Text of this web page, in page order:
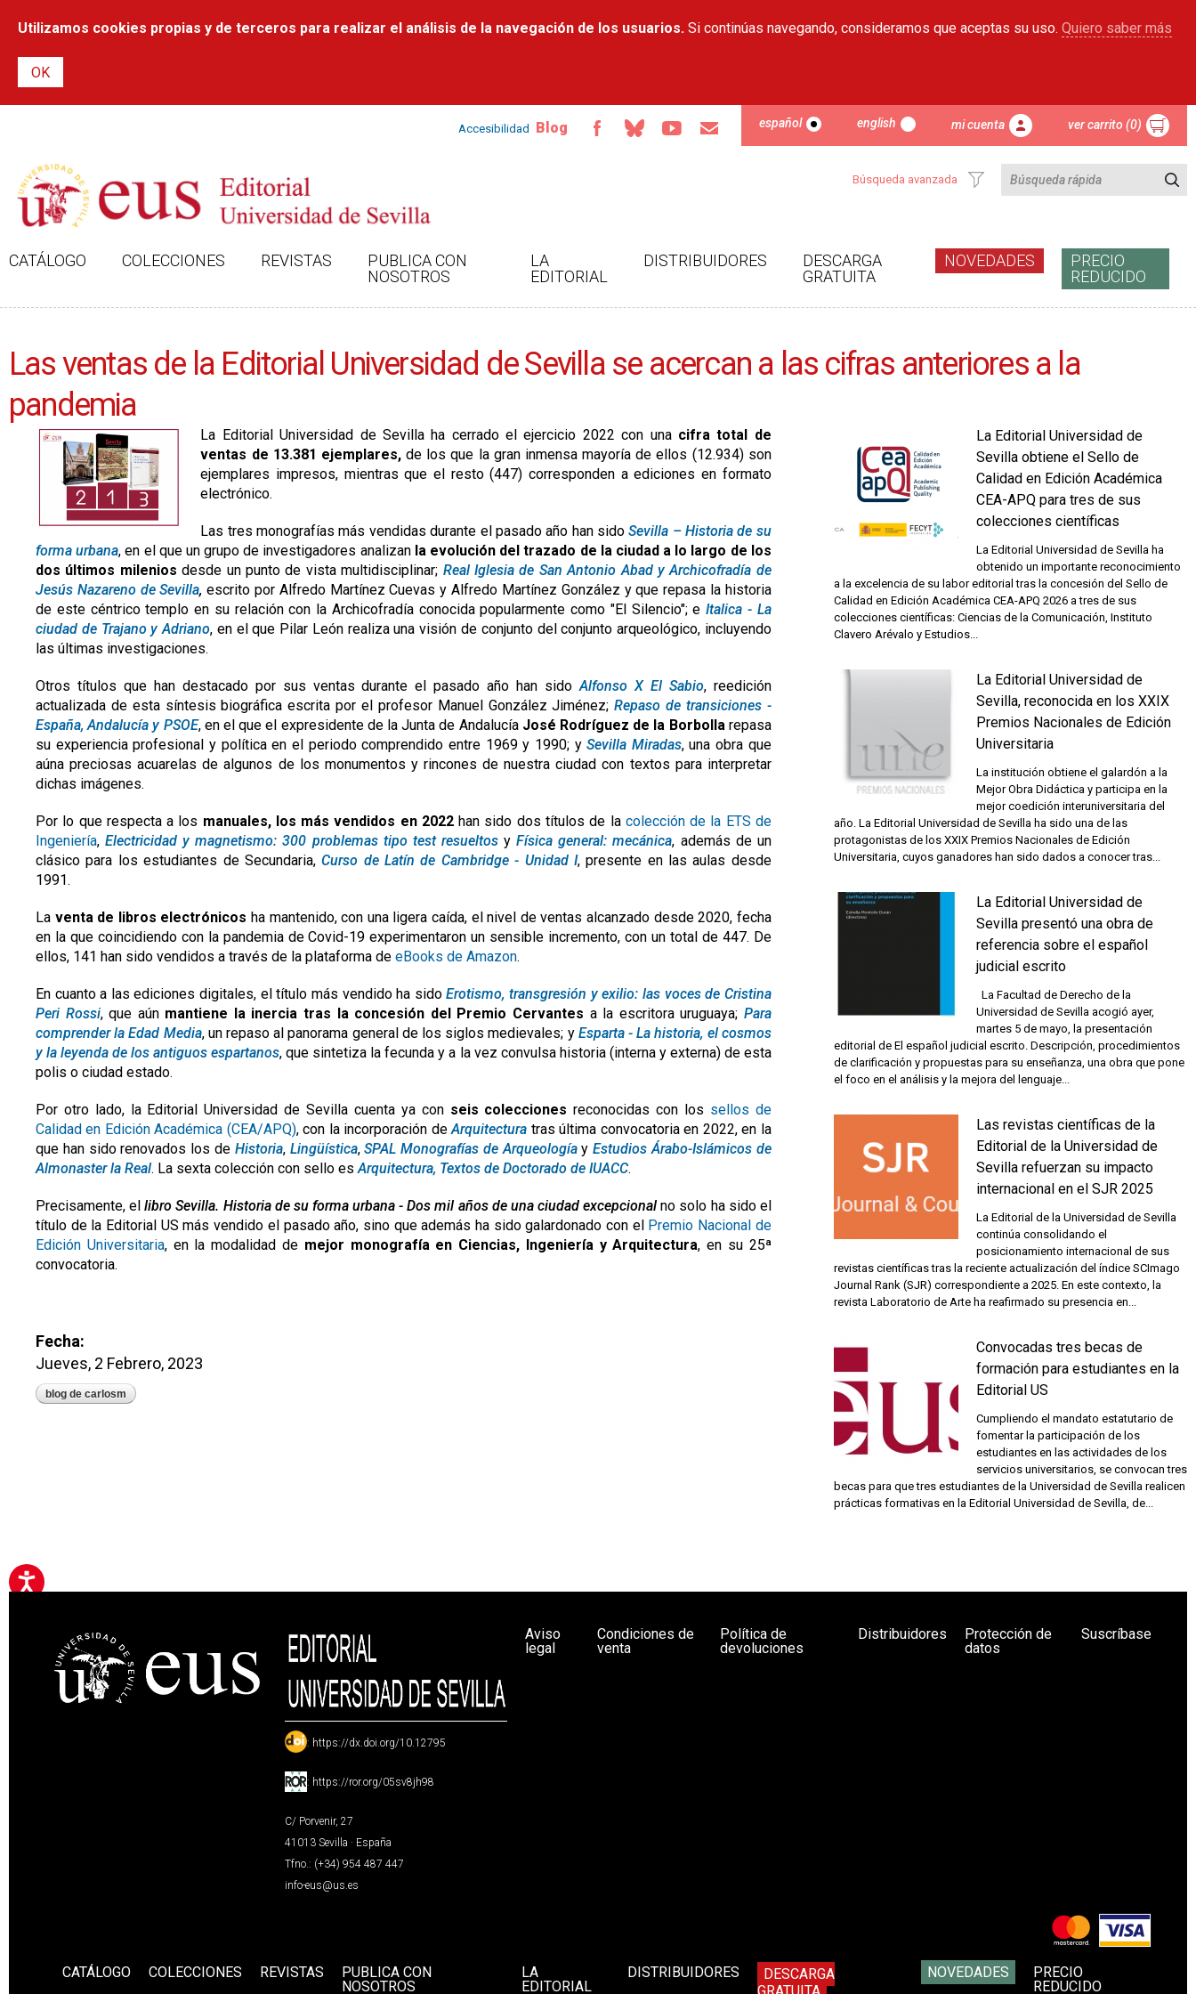
contenido
Utilizamos cookies propias y de terceros para realizar el análisis de la navegación de los usuarios. Si continúas navegando, consideramos que aceptas su uso. Quiero saber más
Accesibilidad Blog español english mi cuenta ver carrito (0)
Búsqueda avanzada
CATÁLOGO COLECCIONES REVISTAS
PUBLICA CON
NOSOTROS
LA
EDITORIAL
DISTRIBUIDORES
DESCARGA
GRATUITA
NOVEDADES
PRECIO
REDUCIDO
Las ventas de la Editorial Universidad de Sevilla se acercan a las cifras anteriores a la
pandemia
La Editorial Universidad de Sevilla ha cerrado el ejercicio 2022 con unacifra total de
ventas de 13.381 ejemplares,de los que la gran inmensa mayoría de ellos (12.934) son
ejemplares impresos, mientras que el resto (447) corresponden a ediciones en formato
electrónico.
Las tres monografías más vendidas durante el pasado año han sidoSevilla – Historia de su
forma urbana, en el que un grupo de investigadores analizan la evolución del trazado de la ciudad a lo largo de los
dos últimos milenios desde un punto de vista multidisciplinar; Real Iglesia de San Antonio Abad y Archicofradía de
Jesús Nazareno de Sevilla,escrito por Alfredo Martínez Cuevas y Alfredo Martínez González y que repasa la historia
de este céntrico templo en su relación con la Archicofradía conocida popularmente como "El Silencio"; eItalica - La
ciudad de Trajano y Adriano, en el que Pilar León realiza una visión de conjunto del conjunto arqueológico, incluyendo
las últimas investigaciones.
Otros títulos que han destacado por sus ventas durante el pasado año han sidoAlfonso X El Sabio, reedición
actualizada de esta síntesis biográfica escrita por el profesor Manuel González Jiménez;Repaso de transiciones -
España, Andalucía y PSOE, en el que el expresidente de la Junta de Andalucía José Rodríguez de la Borbollarepasa
su experiencia profesional y política en el periodo comprendido entre 1969 y 1990; ySevilla Miradas, una obra que
aúna preciosas acuarelas de algunos de los monumentos y rincones de nuestra ciudad con textos para interpretar
dichas imágenes.
Por lo que respecta a los manuales, los más vendidos en 2022han sido dos títulos de la colección de la ETS de
Ingeniería,Electricidad y magnetismo: 300 problemas tipo test resueltosyFísica general: mecánica, además de un
clásico para los estudiantes de Secundaria,Curso de Latín de Cambridge - Unidad I, presente en las aulas desde
1991.
La venta de libros electrónicosha mantenido, con una ligera caída, el nivel de ventas alcanzado desde 2020, fecha
en la que coincidiendo con la pandemia de Covid-19 experimentaron un sensible incremento, con un total de 447. De
ellos, 141 han sido vendidos a través de la plataforma de eBooks de Amazon.
En cuanto a las ediciones digitales, el título más vendido ha sidoErotismo, transgresión y exilio: las voces de Cristina
Peri Rossi, que aún mantiene la inercia tras la concesión del Premio Cervantes a la escritora uruguaya; Para
comprender la Edad Media, un repaso al panorama general de los siglos medievales; y Esparta - La historia, el cosmos
y la leyenda de los antiguos espartanos, que sintetiza la fecunda y a la vez convulsa historia (interna y externa) de esta
polis o ciudad estado.
Por otro lado, la Editorial Universidad de Sevilla cuenta ya con seis colecciones reconocidas con los sellos de
Calidad en Edición Académica (CEA/APQ), con la incorporación deArquitectura tras última convocatoria en 2022, en la
que han sido renovados los de Historia, Lingüística,SPAL Monografías de ArqueologíayEstudios Árabo-Islámicos de
Almonaster la Real. La sexta colección con sello esArquitectura, Textos de Doctorado de IUACC.
Precisamente, ellibro Sevilla. Historia de su forma urbana - Dos mil años de una ciudad excepcional no solo ha sido el
título de la Editorial US más vendido el pasado año, sino que además ha sido galardonado con el Premio Nacional de
Edición Universitaria, en la modalidad de mejor monografía en Ciencias, Ingeniería y Arquitectura, en su 25ª
convocatoria.
Fecha:
Jueves, 2 Febrero, 2023
blog de carlosm
La Editorial Universidad de
Sevilla obtiene el Sello de
Calidad en Edición Académica
CEA-APQ para tres de sus
colecciones científicas
La Editorial Universidad de Sevilla ha
obtenido un importante reconocimiento
a la excelencia de su labor editorial tras la concesión del Sello de
Calidad en Edición Académica CEA-APQ 2026 a tres de sus
colecciones científicas: Ciencias de la Comunicación, Instituto
Clavero Arévalo y Estudios...
La Editorial Universidad de
Sevilla, reconocida en los XXIX
Premios Nacionales de Edición
Universitaria
La institución obtiene el galardón a la
Mejor Obra Didáctica y participa en la
mejor coedición interuniversitaria del
año. La Editorial Universidad de Sevilla ha sido una de las
protagonistas de los XXIX Premios Nacionales de Edición
Universitaria, cuyos ganadores han sido dados a conocer tras...
La Editorial Universidad de
Sevilla presentó una obra de
referencia sobre el español
judicial escrito
La Facultad de Derecho de la
Universidad de Sevilla acogió ayer,
martes 5 de mayo, la presentación
editorial de El español judicial escrito. Descripción, procedimientos
de clarificación y propuestas para su enseñanza, una obra que pone
el foco en el análisis y la mejora del lenguaje...
Las revistas científicas de la
Editorial de la Universidad de
Sevilla refuerzan su impacto
internacional en el SJR 2025
La Editorial de la Universidad de Sevilla
continúa consolidando el
posicionamiento internacional de sus
revistas científicas tras la reciente actualización del índice SCImago
Journal Rank (SJR) correspondiente a 2025. En este contexto, la
revista Laboratorio de Arte ha reafirmado su presencia en...
Convocadas tres becas de
formación para estudiantes en la
Editorial US
Cumpliendo el mandato estatutario de
fomentar la participación de los
estudiantes en las actividades de los
servicios universitarios, se convocan tres
becas para que tres estudiantes de la Universidad de Sevilla realicen
prácticas formativas en la Editorial Universidad de Sevilla, de...
: https://dx.doi.org/10.12795
: https://ror.org/05sv8jh98
C/ Porvenir, 27
41013 Sevilla · España
Tfno.: (+34) 954 487 447
info-eus@us.es
Aviso
legal
Condiciones de
venta
Política de
devoluciones
Distribuidores
Protección de
datos
Suscríbase
CATÁLOGO COLECCIONES REVISTAS
PUBLICA CON
NOSOTROS
LA
EDITORIAL
DISTRIBUIDORES
DESCARGA
NOVEDADES
PRECIO
REDUCIDO